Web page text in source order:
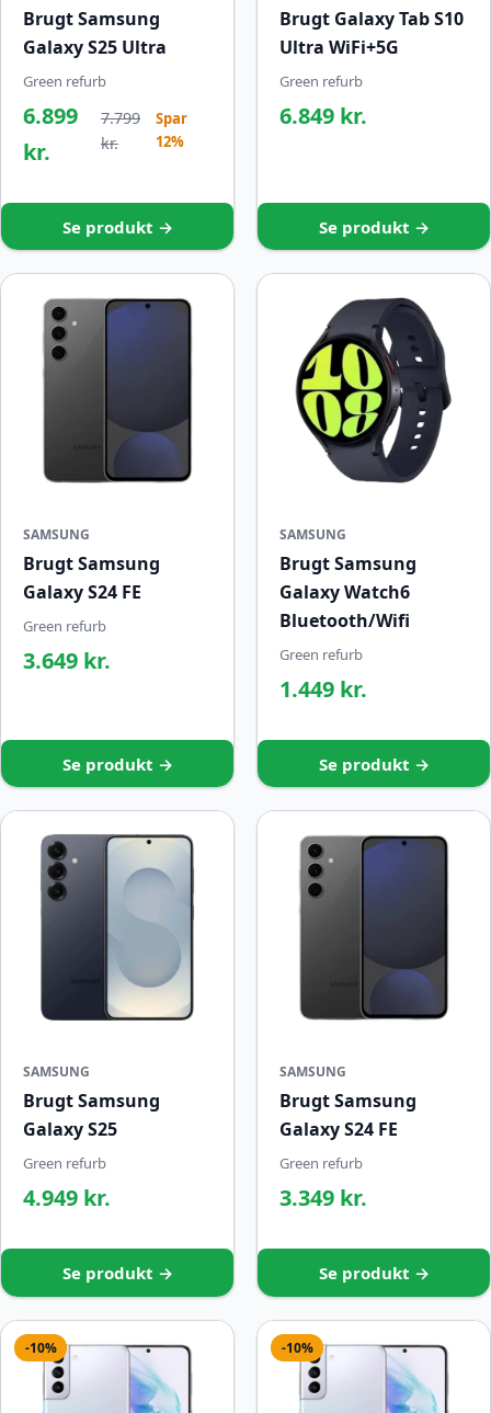
Brugt Samsung
Galaxy S25 Ultra
Green refurb
6.899
kr.
7.799
kr.
Spar
12%
Se produkt →
Brugt Galaxy Tab S10
Ultra WiFi+5G
Green refurb
6.849 kr.
Se produkt →
SAMSUNG
Brugt Samsung
Galaxy S24 FE
Green refurb
3.649 kr.
Se produkt →
SAMSUNG
Brugt Samsung
Galaxy Watch6
Bluetooth/Wifi
Green refurb
1.449 kr.
Se produkt →
SAMSUNG
Brugt Samsung
Galaxy S25
Green refurb
4.949 kr.
Se produkt →
SAMSUNG
Brugt Samsung
Galaxy S24 FE
Green refurb
3.349 kr.
Se produkt →
-10% -10%